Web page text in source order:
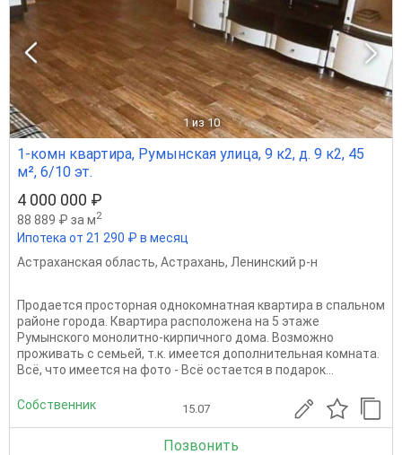
1 из 10
1-комн квартира, Румынская улица, 9 к2, д. 9 к2, 45
м², 6/10 эт.
4 000 000 ₽
88 889 ₽ за м2
Ипотека от 21 290 ₽ в месяц
Астраханская область, Астрахань, Ленинский р-н
Продается просторная однокомнатная квартира в спальном
районе города. Квартира расположена на 5 этаже
Румынского монолитно-кирпичного дома. Возможно
проживать с семьей, т.к. имеется дополнительная комната.
Всё, что имеется на фото - Всё остается в подарок...
Собственник 15.07
Позвонить